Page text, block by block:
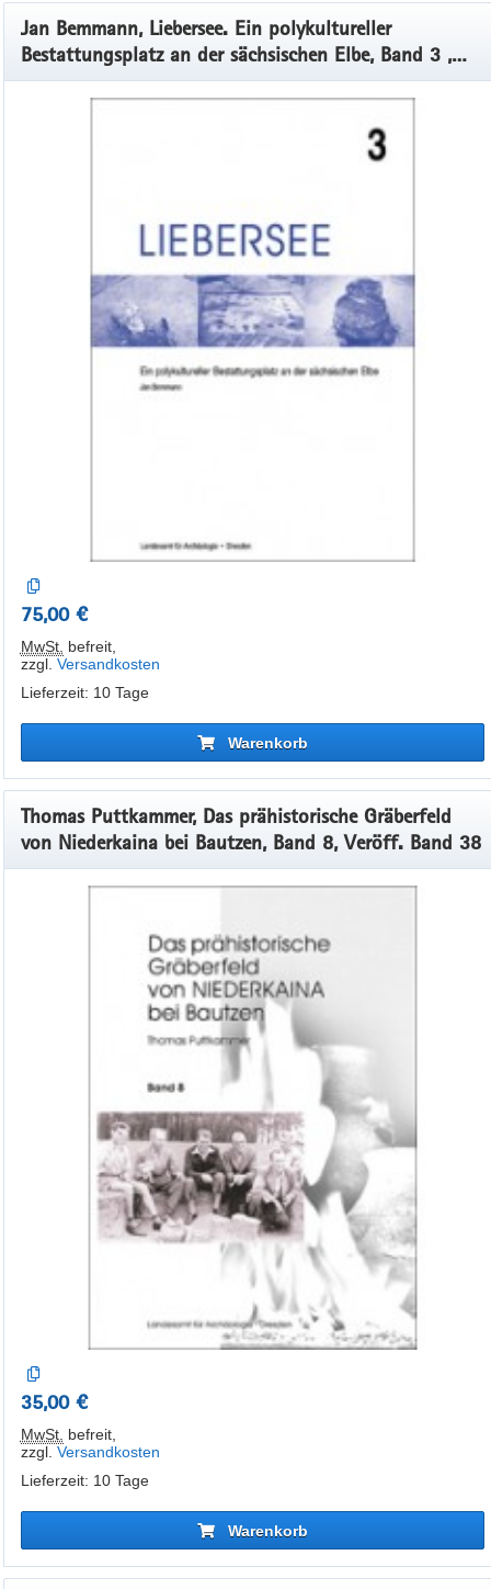
Jan Bemmann, Liebersee. Ein polykultureller
Bestattungsplatz an der sächsischen Elbe, Band 3 ,
Veröff. Band 39
75,00 €
MwSt. befreit,
zzgl. Versandkosten
Lieferzeit: 10 Tage
Warenkorb
Thomas Puttkammer, Das prähistorische Gräberfeld
von Niederkaina bei Bautzen, Band 8, Veröff. Band 38
35,00 €
MwSt. befreit,
zzgl. Versandkosten
Lieferzeit: 10 Tage
Warenkorb